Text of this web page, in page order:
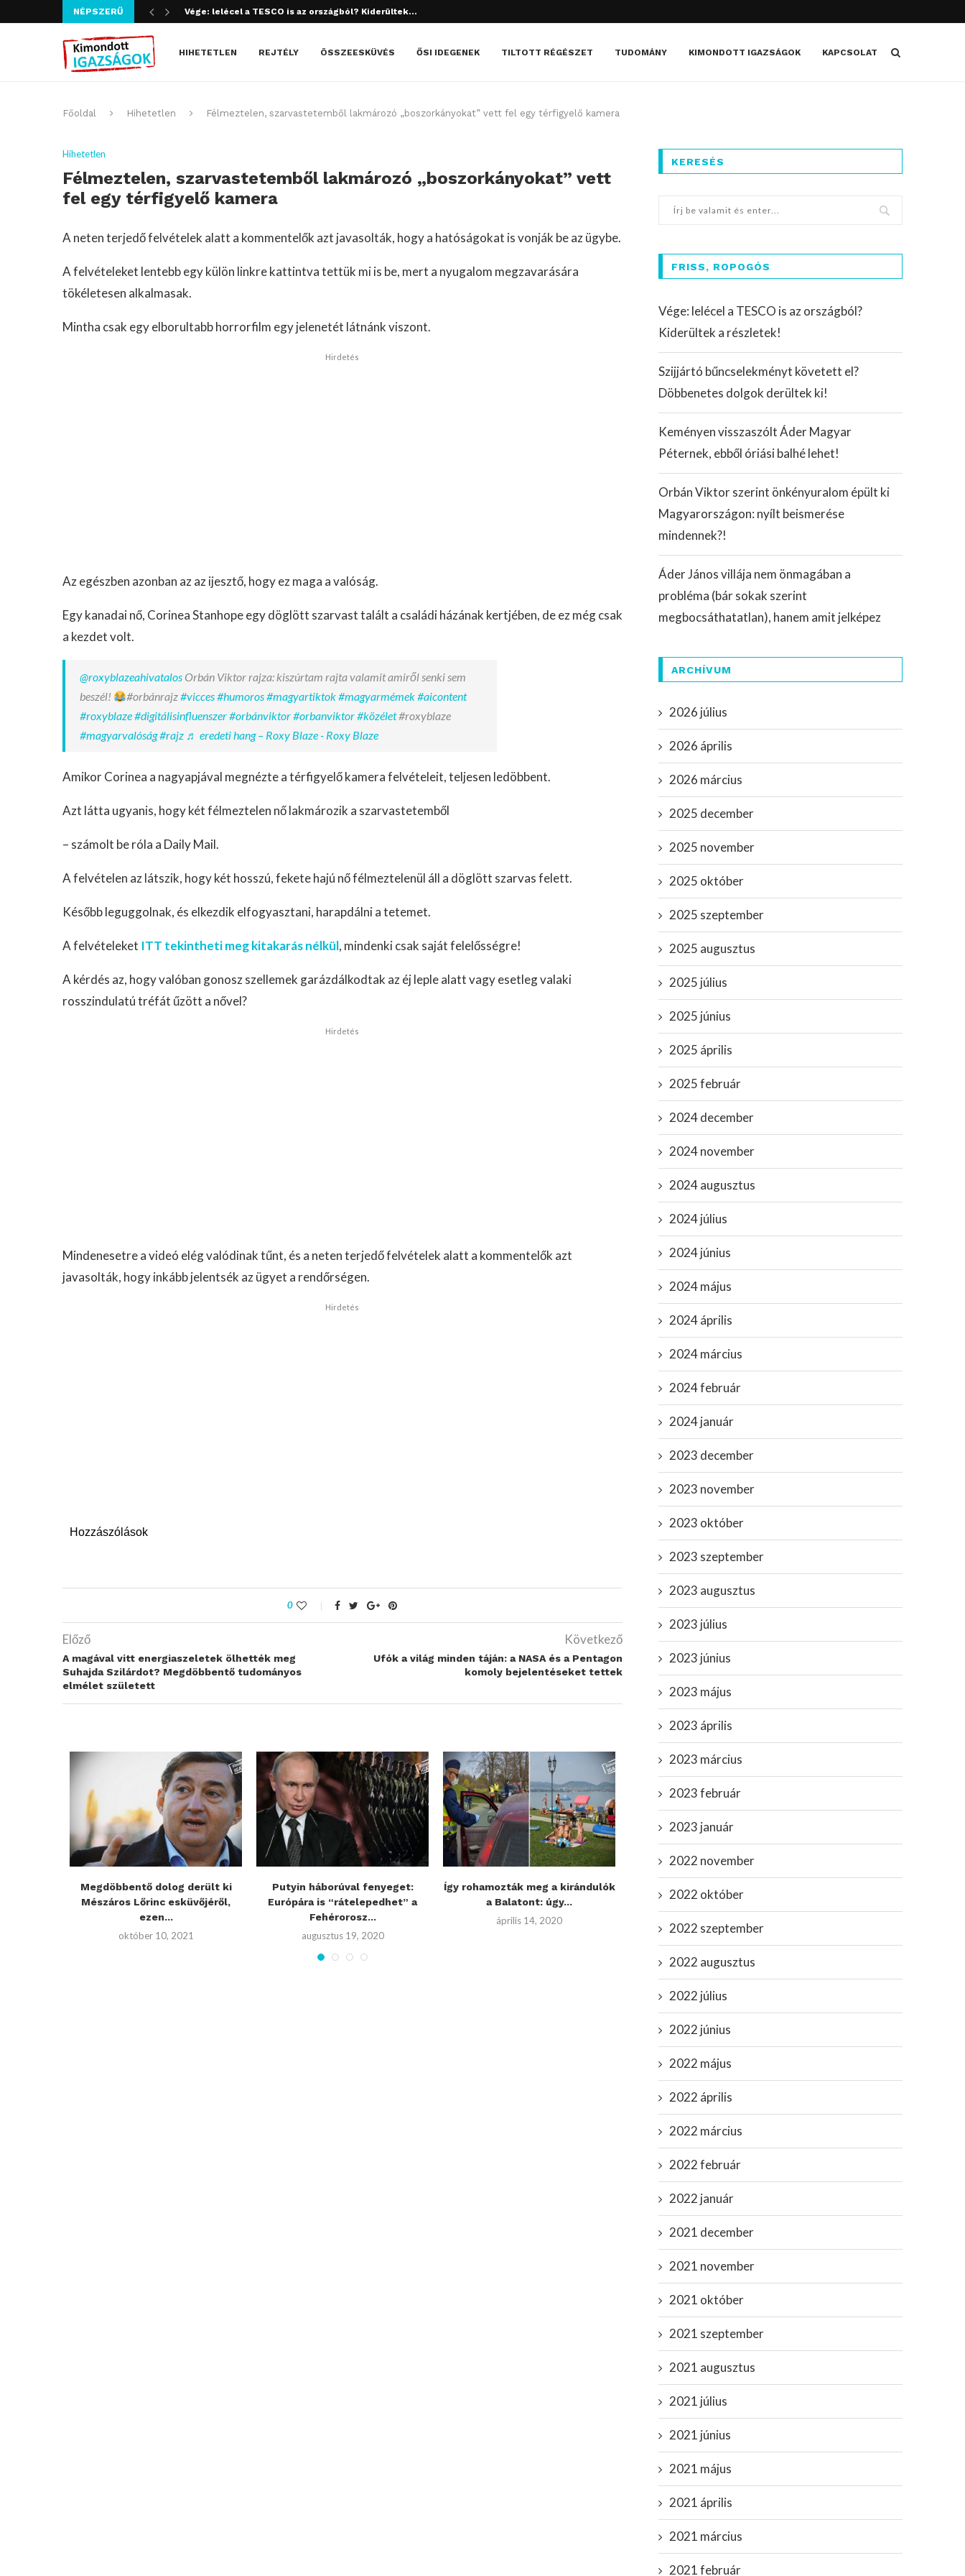
NÉPSZERŰ
Vége: lelécel a TESCO is az országból? Kiderültek...
HIHETETLEN REJTÉLY ÖSSZEESKÜVÉS ŐSI IDEGENEK TILTOTT RÉGÉSZET TUDOMÁNY KIMONDOTT IGAZSÁGOK KAPCSOLAT
Főoldal Hihetetlen Félmeztelen, szarvastetemből lakmározó „boszorkányokat” vett fel egy térfigyelő kamera
Hihetetlen
Félmeztelen, szarvastetemből lakmározó „boszorkányokat” vett
fel egy térfigyelő kamera
A neten terjedő felvételek alatt a kommentelők azt javasolták, hogy a hatóságokat is vonják be az ügybe.
A felvételeket lentebb egy külön linkre kattintva tettük mi is be, mert a nyugalom megzavarására
tökéletesen alkalmasak.
Mintha csak egy elborultabb horrorfilm egy jelenetét látnánk viszont.
Hirdetés
Az egészben azonban az az ijesztő, hogy ez maga a valóság.
Egy kanadai nő, Corinea Stanhope egy döglött szarvast talált a családi házának kertjében, de ez még csak
a kezdet volt.
@roxyblazeahivatalos Orbán Viktor rajza: kiszúrtam rajta valamit amiről senki sem
beszél!
#orbánrajz#vicces#humoros#magyartiktok#magyarmémek#aicontent
#roxyblaze#digitálisinfluenszer#orbánviktor#orbanviktor#közélet#roxyblaze
#magyarvalóság#rajz ♬ eredeti hang – Roxy Blaze - Roxy Blaze
Amikor Corinea a nagyapjával megnézte a térfigyelő kamera felvételeit, teljesen ledöbbent.
Azt látta ugyanis, hogy két félmeztelen nő lakmározik a szarvastetemből
– számolt be róla a Daily Mail.
A felvételen az látszik, hogy két hosszú, fekete hajú nő félmeztelenül áll a döglött szarvas felett.
Később leguggolnak, és elkezdik elfogyasztani, harapdálni a tetemet.
A felvételeket ITT tekintheti meg kitakarás nélkül, mindenki csak saját felelősségre!
A kérdés az, hogy valóban gonosz szellemek garázdálkodtak az éj leple alatt vagy esetleg valaki
rosszindulatú tréfát űzött a nővel?
Hirdetés
Mindenesetre a videó elég valódinak tűnt, és a neten terjedő felvételek alatt a kommentelők azt
javasolták, hogy inkább jelentsék az ügyet a rendőrségen.
Hirdetés
Hozzászólások
0
Előző
A magával vitt energiaszeletek ölhették meg
Suhajda Szilárdot? Megdöbbentő tudományos
elmélet született
Következő
Ufók a világ minden táján: a NASA és a Pentagon
komoly bejelentéseket tettek
Megdöbbentő dolog derült ki
Mészáros Lőrinc esküvőjéről,
ezen...
október 10, 2021
Putyin háborúval fenyeget:
Európára is “rátelepedhet” a
Fehérorosz...
augusztus 19, 2020
Így rohamozták meg a kirándulók
a Balatont: úgy...
április 14, 2020
gondolja magát Molnár Anikó:
március 1, 2024
KERESÉS
FRISS, ROPOGÓS
Vége: lelécel a TESCO is az országból?
Kiderültek a részletek!
Szijjártó bűncselekményt követett el?
Döbbenetes dolgok derültek ki!
Keményen visszaszólt Áder Magyar
Péternek, ebből óriási balhé lehet!
Orbán Viktor szerint önkényuralom épült ki
Magyarországon: nyílt beismerése
mindennek?!
Áder János villája nem önmagában a
probléma (bár sokak szerint
megbocsáthatatlan), hanem amit jelképez
ARCHÍVUM
2026 július
2026 április
2026 március
2025 december
2025 november
2025 október
2025 szeptember
2025 augusztus
2025 július
2025 június
2025 április
2025 február
2024 december
2024 november
2024 augusztus
2024 július
2024 június
2024 május
2024 április
2024 március
2024 február
2024 január
2023 december
2023 november
2023 október
2023 szeptember
2023 augusztus
2023 július
2023 június
2023 május
2023 április
2023 március
2023 február
2023 január
2022 november
2022 október
2022 szeptember
2022 augusztus
2022 július
2022 június
2022 május
2022 április
2022 március
2022 február
2022 január
2021 december
2021 november
2021 október
2021 szeptember
2021 augusztus
2021 július
2021 június
2021 május
2021 április
2021 március
2021 február